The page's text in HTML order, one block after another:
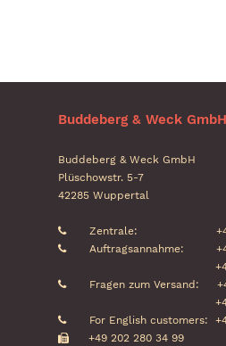
Buddeberg & Weck GmbH
Buddeberg & Weck GmbH
Plüschowstr. 5-7
42285 Wuppertal
Zentrale:
Auftragsannahme:
Fragen zum Versand:
For English customers:
+49 202 280 34 99